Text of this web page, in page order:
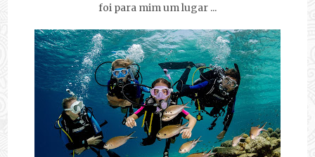
foi para mim um lugar ...